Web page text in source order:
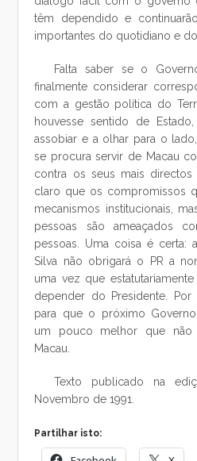
têm dependido e
importantes do quotidiano e
Falta saber se o
finalmente considerar
com a gestão política do
houvesse sentido de
assobiar e a olhar para o
se procura servir de Macau
contra os seus mais directos
claro que os compromissos
mecanismos institucionais,
pessoas são ameaçados
pessoas. Uma coisa é certa:
Silva não obrigará o PR a
uma vez que
depender do Presidente.
para que o próximo
um pouco melhor que
Macau.
Texto publicado na
Novembro de 1991.
Partilhar isto: